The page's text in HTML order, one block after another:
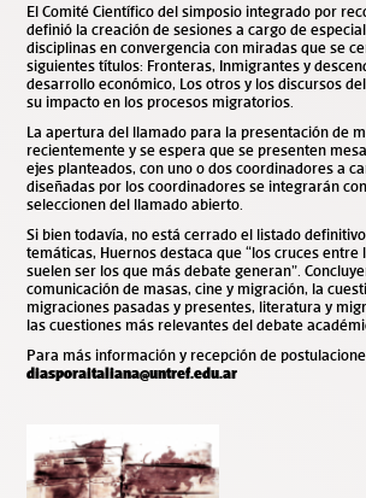
El Comité Científico del simposio integrado por
definió la creación de sesiones a cargo de
disciplinas en convergencia con miradas que se
siguientes títulos: Fronteras, Inmigrantes y
desarrollo económico, Los otros y los discursos
su impacto en los procesos migratorios.
La apertura del llamado para la presentación de
recientemente y se espera que se presenten
ejes planteados, con uno o dos coordinadores a
diseñadas por los coordinadores se integrarán
seleccionen del llamado abierto.
Si bien todavía, no está cerrado el listado
temáticas, Huernos destaca que “los cruces entre
suelen ser los que más debate generan”.
comunicación de masas, cine y migración, la
migraciones pasadas y presentes, literatura y
las cuestiones más relevantes del debate
Para más información y recepción de
diasporaitaliana@untref.edu.ar